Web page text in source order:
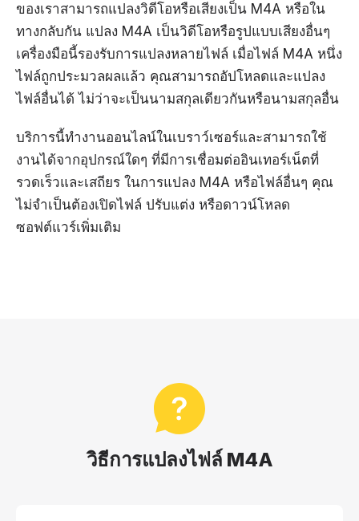
ของเราสามารถแปลงวิดีโอหรือเสียงเป็น M4A หรือใน
ทางกลับกัน แปลง M4A เป็นวิดีโอหรือรูปแบบเสียงอื่นๆ
เครื่องมือนี้รองรับการแปลงหลายไฟล์ เมื่อไฟล์ M4A หนึ่ง
ไฟล์ถูกประมวลผลแล้ว คุณสามารถอัปโหลดและแปลง
ไฟล์อื่นได้ ไม่ว่าจะเป็นนามสกุลเดียวกันหรือนามสกุลอื่น
บริการนี้ทำงานออนไลน์ในเบราว์เซอร์และสามารถใช้
งานได้จากอุปกรณ์ใดๆ ที่มีการเชื่อมต่ออินเทอร์เน็ตที่
รวดเร็วและเสถียร ในการแปลง M4A หรือไฟล์อื่นๆ คุณ
ไม่จำเป็นต้องเปิดไฟล์ ปรับแต่ง หรือดาวน์โหลด
ซอฟต์แวร์เพิ่มเติม
วิธีการแปลงไฟล์ M4A